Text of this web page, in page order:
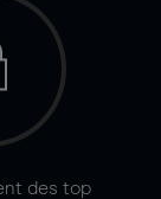
des top